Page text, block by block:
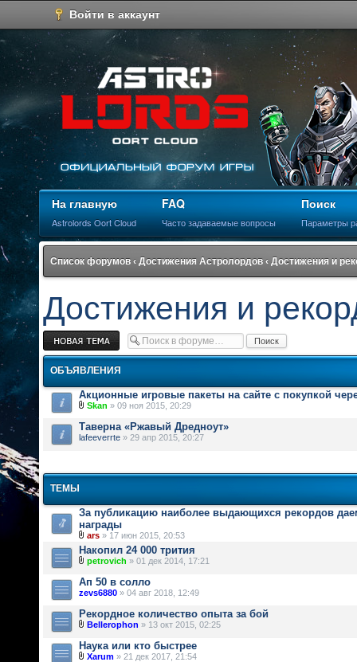
Войти в аккаунт
На главную
Astrolords Oort Cloud
FAQ
Часто задаваемые вопросы
Поиск
Параметры
Список форумов ‹ Достижения Астролордов ‹ Достижения и
Достижения и
Новая тема
ОБЪЯВЛЕНИЯ
Акционные игровые пакеты на сайте с покупкой
Skan » 09 ноя 2015, 20:29
Таверна «Ржавый Дредноут»
lafeeverrte » 29 апр 2015, 20:27
ТЕМЫ
За публикацию наиболее выдающихся рекордов
награды
ars » 17 июн 2015, 20:53
Накопил 24 000 трития
petrovich » 01 дек 2014, 17:21
Ап 50 в солло
zevs6880 » 04 авг 2018, 12:49
Рекордное количество опыта за бой
Bellerophon » 13 окт 2015, 02:25
Наука или кто быстрее
Xarum » 21 дек 2017, 21:54